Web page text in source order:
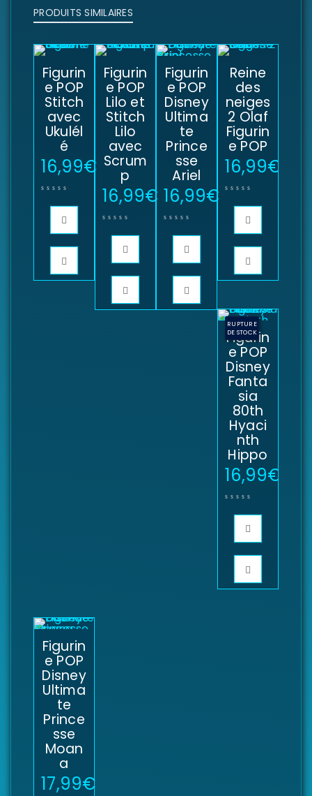
PRODUITS SIMILAIRES
Figurin
e POP
Stitch
avec
Ukulél
é
16,99€
Figurin
e POP
Lilo et
Stitch
Lilo
avec
Scrum
p
16,99€
Figurin
e POP
Disney
Ultima
te
Prince
sse
Ariel
16,99€
Reine
des
neiges
2 Olaf
Figurin
e POP
16,99€
RUPTURE
DE STOCK
Figurin
e POP
Disney
Fanta
sia
80th
Hyaci
nth
Hippo
16,99€
Figurin
e POP
Disney
Ultima
te
Prince
sse
Moan
a
17,99€